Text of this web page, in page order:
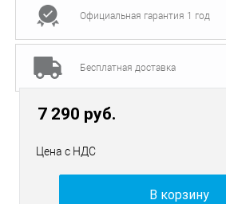
Официальная гарантия 1 год
Бесплатная доставка
7 290 руб.
Цена с НДС
В корзину